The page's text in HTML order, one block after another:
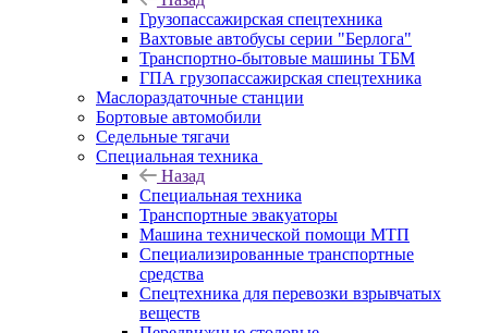
Грузопассажирская спецтехника
Вахтовые автобусы серии "Берлога"
Транспортно-бытовые машины ТБМ
ГПА грузопассажирская спецтехника
Маслораздаточные станции
Бортовые автомобили
Седельные тягачи
Специальная техника
Назад
Специальная техника
Транспортные эвакуаторы
Машина технической помощи МТП
Специализированные транспортные
средства
Спецтехника для перевозки взрывчатых
веществ